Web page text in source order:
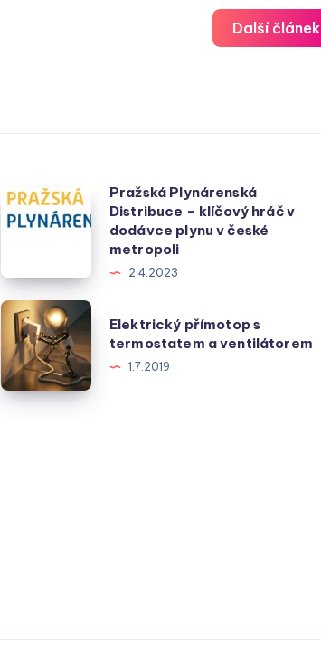
Další článek
Pražská
Plynárenská
–
klíčový
hráč
dodávce
plynu
Pražská Plynárenská
Distribuce – klíčový hráč v
dodávce plynu v české
metropoli
2.4.2023
Elektrický
přímotop
s
termostatem
Elektrický přímotop s
termostatem a ventilátorem
1.7.2019